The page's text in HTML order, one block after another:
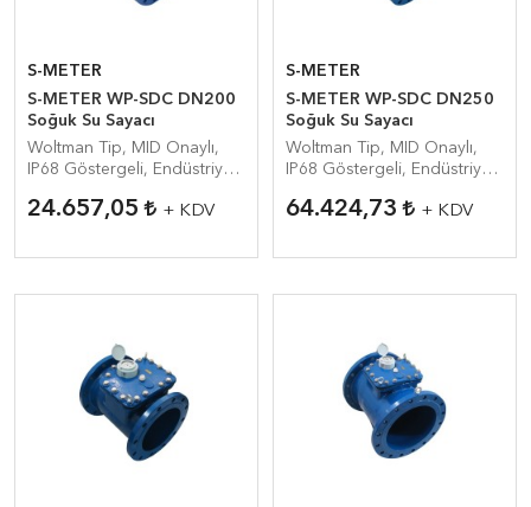
S-METER
S-METER WP-SDC DN200
Soğuk Su Sayacı
Woltman Tip, MID Onaylı,
IP68 Göstergeli, Endüstriyel
24.657,05 + KDV
S-METER
S-METER WP-SDC DN250
Soğuk Su Sayacı
Woltman Tip, MID Onaylı,
IP68 Göstergeli, Endüstriyel
64.424,73 + KDV